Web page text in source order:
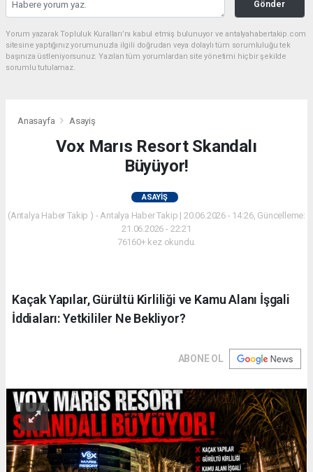
Gönder
Yorum yazarak Topluluk Kuralları’nı kabul etmiş bulunuyor ve antalyahabertakip.com
sitesine yaptığınız yorumunuzla ilgili doğrudan veya dolaylı tüm sorumluluğu tek
başınıza üstleniyorsunuz. Yazılan tüm yorumlardan site yönetimi hiçbir şekilde
sorumlu tutulamaz.
Anasayfa Asayiş
Vox Marıs Resort Skandalı
Büyüyor!
ASAYIŞ
(Antalya Haber Takip ) - Antalya Haber Takip | 20.06.2026 - 14:26, Güncelleme:
21.06.2026 - 22:21
76160+ kez okundu.
Kaçak Yapılar, Gürültü Kirliliği ve Kamu Alanı İşgali
İddiaları: Yetkililer Ne Bekliyor?
ABONE OL